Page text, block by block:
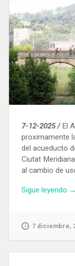
7-12-2025 /El
proximamente
del acueducto
Ciutat
al cambio de
Sigue leyendo «El
→
7 diciembre,